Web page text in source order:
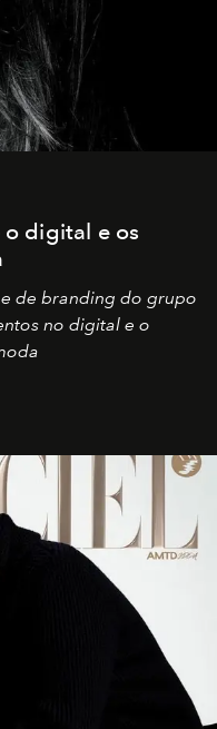
digital e os
de branding do grupo
no digital e o